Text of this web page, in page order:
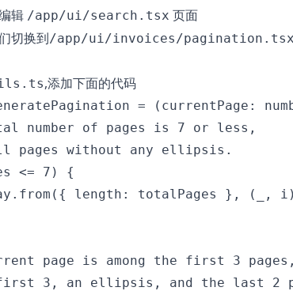
辑 /app/ui/search.tsx 页面
切换到/app/ui/invoices/pagination.tsx
,添加下面的代码
= (currentPage:
of pages is 7 or less,
without any ellipsis.
<= 7) {
length: totalPages }, (_, i)
page is among the first 3 pages,
3, an ellipsis, and the last 2